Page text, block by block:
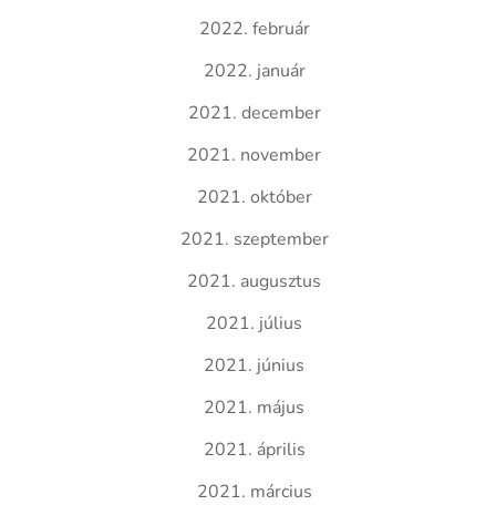
2022. február
2022. január
2021. december
2021. november
2021. október
2021. szeptember
2021. augusztus
2021. július
2021. június
2021. május
2021. április
2021. március